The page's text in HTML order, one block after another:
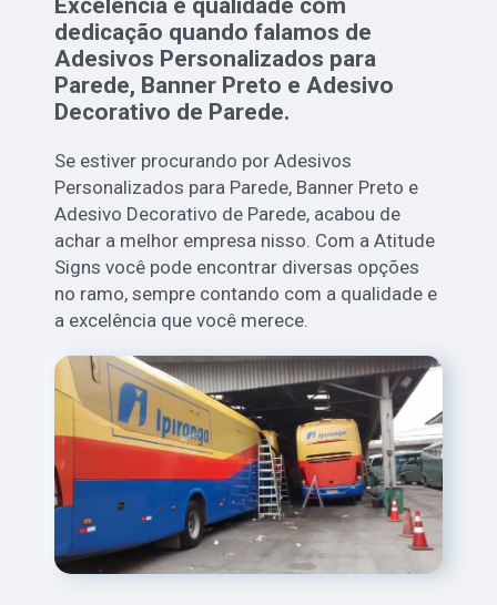
Excelência e qualidade com
dedicação quando falamos de
Adesivos Personalizados para
Parede, Banner Preto e Adesivo
Decorativo de Parede.
Se estiver procurando por Adesivos
Personalizados para Parede, Banner Preto e
Adesivo Decorativo de Parede, acabou de
achar a melhor empresa nisso. Com a Atitude
Signs você pode encontrar diversas opções
no ramo, sempre contando com a qualidade e
a excelência que você merece.